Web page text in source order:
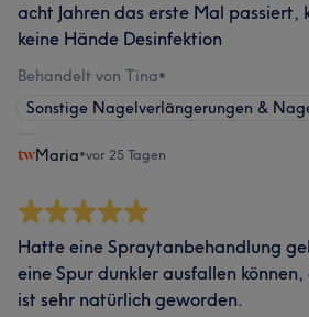
acht Jahren das erste Mal passiert,
keine Hände Desinfektion
Behandelt von Tina•
Sonstige Nagelverlängerungen &
Maria•vor 25 Tagen
Hatte eine Spraytanbehandlung
eine Spur dunkler ausfallen
ist sehr natürlich geworden.